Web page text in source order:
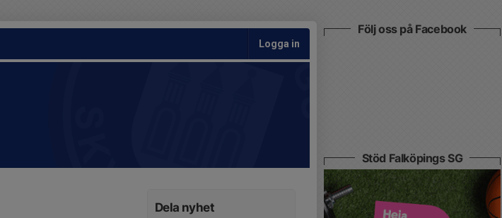
Logga in
Dela nyhet
Följ oss på Facebook
Stöd Falköpings SG